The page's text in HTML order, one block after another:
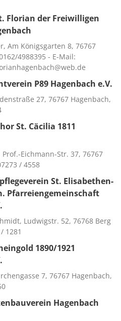
Florian der Freiwilligen
Am Königsgarten 8, 76767
4988395 - E-Mail:
P89 Hagenbach e.V.
27, 76767 Hagenbach,
St. Cäcilia 1811
Eichmann-Str. 37, 76767
/ 4558
St. Elisabethen-
Pfarreiengemeinschaft
Ludwigstr. 52, 76768 Berg
1281
1890/1921
7, 76767 Hagenbach,
Hagenbach